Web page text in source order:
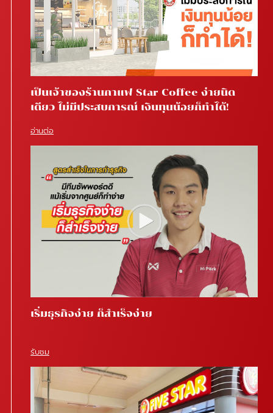
เป็นเจ้าของร้านกาแฟ Star Coffee ง่ายนิด
เดียว ไม่มีประสบการณ์ เงินทุนน้อยก็ทำได้!
อ่านต่อ
เริ่มธุรกิจง่าย ก็สำเร็จง่าย
รับชม